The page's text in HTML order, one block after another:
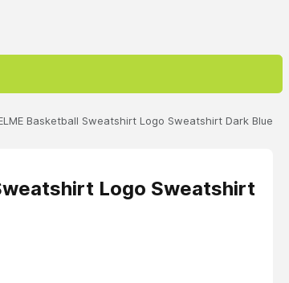
Basketball Sweatshirt Logo Sweatshirt Dark Blue
Logo Sweatshirt